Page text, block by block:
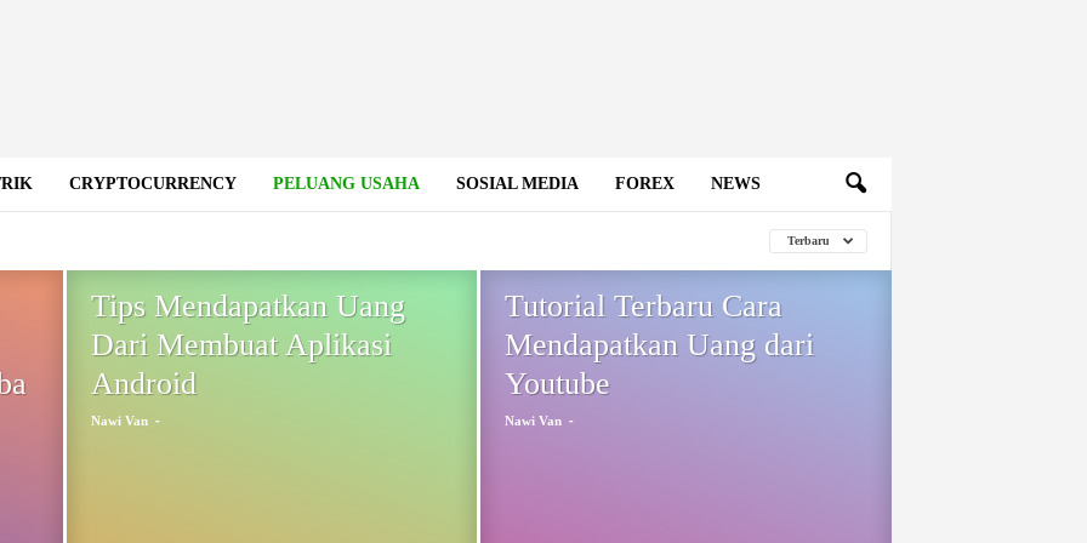
CRYPTOCURRENCY PELUANG USAHA SOSIAL MEDIA FOREX NEWS
Terbaru
Tips Mendapatkan Uang
Dari Membuat Aplikasi
Android
Nawi Van -
Tutorial Terbaru Cara
Mendapatkan Uang dari
Youtube
Nawi Van -